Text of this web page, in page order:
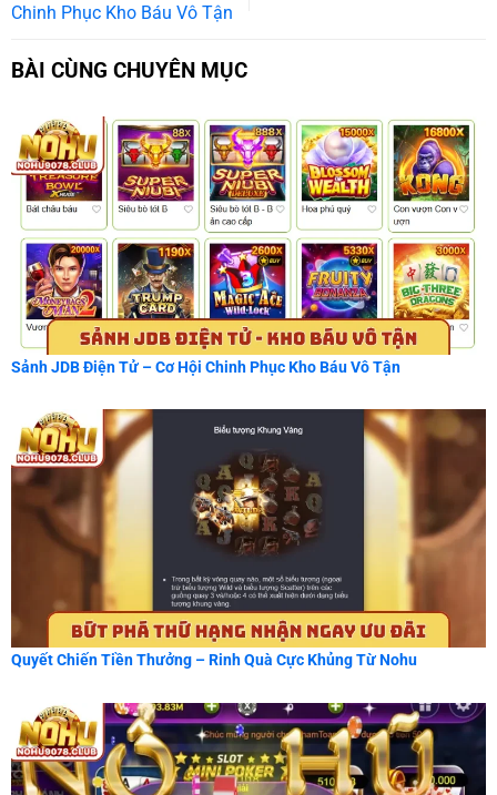
Chinh Phục Kho Báu Vô Tận
BÀI CÙNG CHUYÊN MỤC
Sảnh JDB Điện Tử – Cơ Hội Chinh Phục Kho Báu Vô Tận
Quyết Chiến Tiền Thưởng – Rinh Quà Cực Khủng Từ Nohu